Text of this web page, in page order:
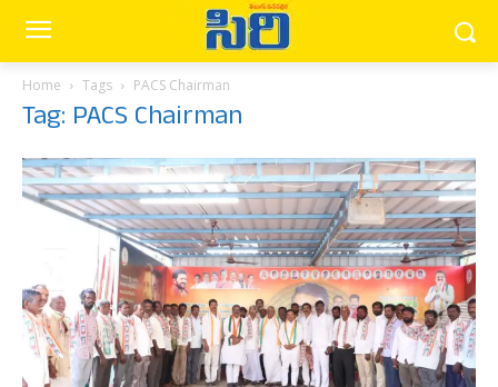
Home Tags PACS Chairman
Tag: PACS Chairman